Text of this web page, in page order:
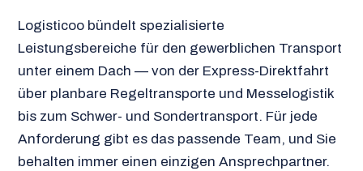
Logisticoo bündelt spezialisierte
Leistungsbereiche für den gewerblichen Transport
unter einem Dach — von der Express-Direktfahrt
über planbare Regeltransporte und Messelogistik
bis zum Schwer- und Sondertransport. Für jede
Anforderung gibt es das passende Team, und Sie
behalten immer einen einzigen Ansprechpartner.